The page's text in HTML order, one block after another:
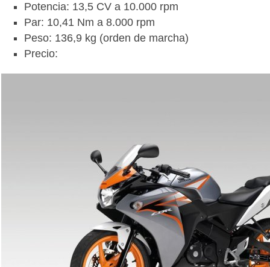
Potencia: 13,5 CV a 10.000 rpm
Par: 10,41 Nm a 8.000 rpm
Peso: 136,9 kg (orden de marcha)
Precio: